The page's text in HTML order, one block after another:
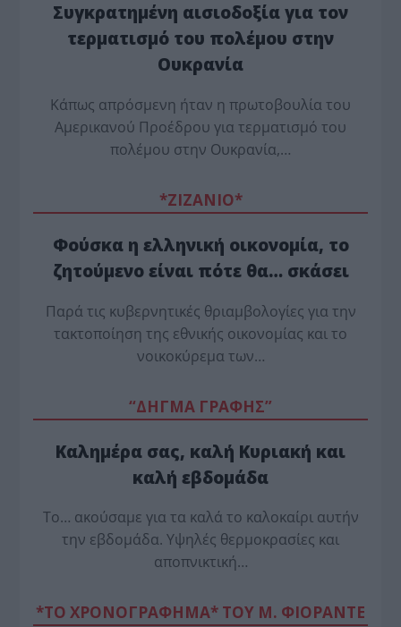
Συγκρατημένη αισιοδοξία για τον
τερματισμό του πολέμου στην
Ουκρανία
Κάπως απρόσμενη ήταν η πρωτοβουλία του
Αμερικανού Προέδρου για τερματισμό του
πολέμου στην Ουκρανία,…
*ZΙΖΑΝΙΟ*
Φούσκα η ελληνική οικονομία, το
ζητούμενο είναι πότε θα… σκάσει
Παρά τις κυβερνητικές θριαμβολογίες για την
τακτοποίηση της εθνικής οικονομίας και το
νοικοκύρεμα των…
“ΔΗΓΜΑ ΓΡΑΦΗΣ”
Καλημέρα σας, καλή Κυριακή και
καλή εβδομάδα
Το… ακούσαμε για τα καλά το καλοκαίρι αυτήν
την εβδομάδα. Υψηλές θερμοκρασίες και
αποπνικτική…
*ΤΟ ΧΡΟΝΟΓΡΑΦΗΜΑ* ΤΟΥ Μ. ΦΙΟΡΆΝΤΕ